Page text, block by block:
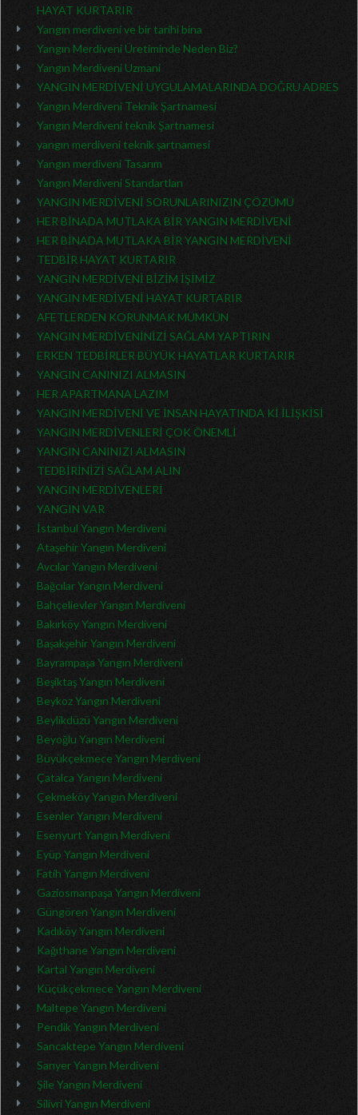
HAYAT KURTARIR
Yangın merdiveni ve bir tarihi bina
Yangın Merdiveni Üretiminde Neden Biz?
Yangın Merdiveni Uzmani
YANGIN MERDİVENİ UYGULAMALARINDA DOĞRU ADRES
Yangın Merdiveni Teknik Şartnamesi
Yangın Merdiveni teknik Şartnamesi
yangın merdiveni teknik şartnamesi
Yangın merdiveni Tasarım
Yangın Merdiveni Standartları
YANGIN MERDİVENİ SORUNLARINIZIN ÇÖZÜMÜ
HER BİNADA MUTLAKA BİR YANGIN MERDİVENİ
HER BİNADA MUTLAKA BİR YANGIN MERDİVENİ
TEDBİR HAYAT KURTARIR
YANGIN MERDİVENİ BİZİM İŞİMİZ
YANGIN MERDİVENİ HAYAT KURTARIR
AFETLERDEN KORUNMAK MÜMKÜN
YANGIN MERDİVENİNİZİ SAĞLAM YAPTIRIN
ERKEN TEDBİRLER BÜYÜK HAYATLAR KURTARIR
YANGIN CANINIZI ALMASIN
HER APARTMANA LAZIM
YANGIN MERDİVENİ VE İNSAN HAYATINDA Kİ İLİŞKİSİ
YANGIN MERDİVENLERİ ÇOK ÖNEMLİ
YANGIN CANINIZI ALMASIN
TEDBİRİNİZİ SAĞLAM ALIN
YANGIN MERDİVENLERİ
YANGIN VAR
İstanbul Yangın Merdiveni
Ataşehir Yangın Merdiveni
Avcılar Yangın Merdiveni
Bağcılar Yangın Merdiveni
Bahçelievler Yangın Merdiveni
Bakırköy Yangın Merdiveni
Başakşehir Yangın Merdiveni
Bayrampaşa Yangın Merdiveni
Beşiktaş Yangın Merdiveni
Beykoz Yangın Merdiveni
Beylikdüzü Yangın Merdiveni
Beyoğlu Yangın Merdiveni
Büyükçekmece Yangın Merdiveni
Çatalca Yangın Merdiveni
Çekmeköy Yangın Merdiveni
Esenler Yangın Merdiveni
Esenyurt Yangın Merdiveni
Eyüp Yangın Merdiveni
Fatih Yangın Merdiveni
Gaziosmanpaşa Yangın Merdiveni
Güngören Yangın Merdiveni
Kadıköy Yangın Merdiveni
Kağıthane Yangın Merdiveni
Kartal Yangın Merdiveni
Küçükçekmece Yangın Merdiveni
Maltepe Yangın Merdiveni
Pendik Yangın Merdiveni
Sancaktepe Yangın Merdiveni
Sarıyer Yangın Merdiveni
Şile Yangın Merdiveni
Silivri Yangın Merdiveni